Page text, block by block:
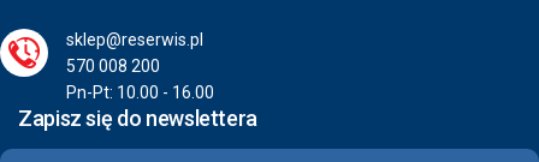
sklep@reserwis.pl
570 008 200
Pn-Pt: 10.00 - 16.00
Zapisz się do newslettera